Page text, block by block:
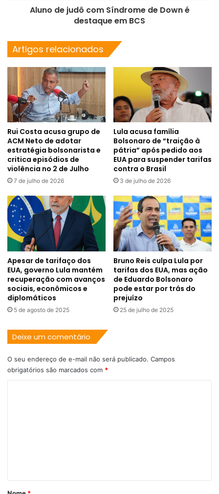
Aluno de judô com Síndrome de Down é
destaque em BCS
Artigos relacionados
Rui Costa acusa grupo de
ACM Neto de adotar
estratégia bolsonarista e
critica episódios de
violência no 2 de Julho
7 de julho de 2026
Lula acusa família
Bolsonaro de “traição à
pátria” após pedido aos
EUA para suspender tarifas
contra o Brasil
3 de julho de 2026
Apesar de tarifaço dos
EUA, governo Lula mantém
recuperação com avanços
sociais, econômicos e
diplomáticos
5 de agosto de 2025
Bruno Reis culpa Lula por
tarifas dos EUA, mas ação
de Eduardo Bolsonaro
pode estar por trás do
prejuízo
25 de julho de 2025
Deixe um comentário
O seu endereço de e-mail não será publicado. Campos
obrigatórios são marcados com *
r